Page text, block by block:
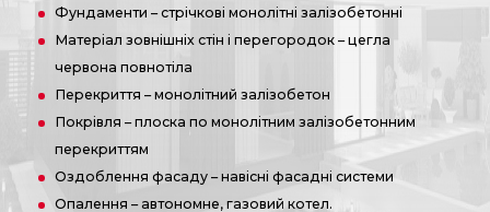
Фундаменти – стрічкові монолітні залізобетонні
Матеріал зовнішніх стін і перегородок – цегла
червона повнотіла
Перекриття – монолітний залізобетон
Покрівля – плоска по монолітним залізобетонним
перекриттям
Оздоблення фасаду – навісні фасадні системи
Опалення – автономне, газовий котел.